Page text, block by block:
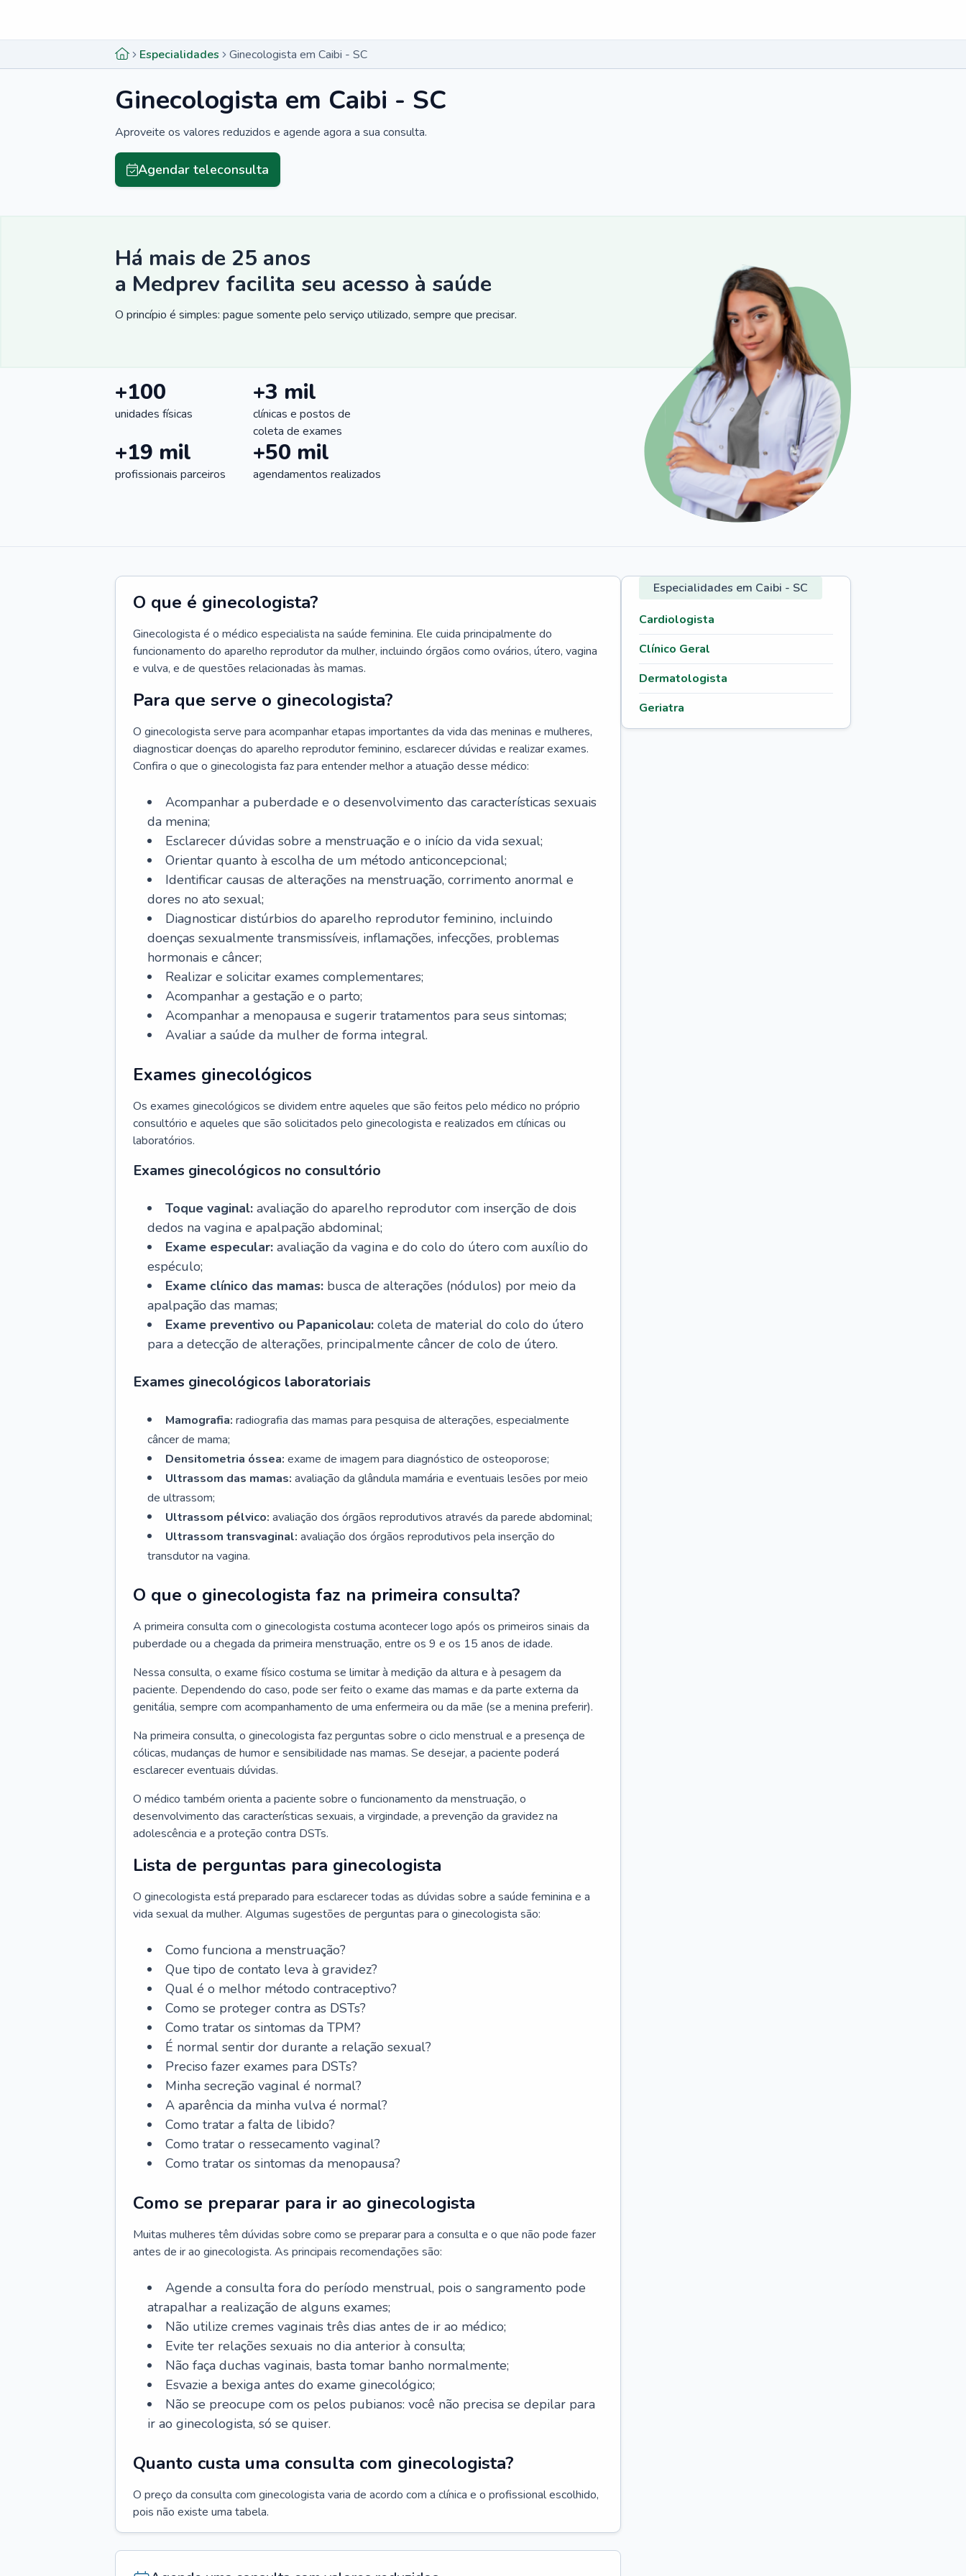
Especialidades Ginecologista em Caibi - SC
Ginecologista em Caibi - SC
Aproveite os valores reduzidos e agende agora a sua consulta.
Agendar teleconsulta
Há mais de 25 anos
a Medprev facilita seu acesso à saúde
O princípio é simples: pague somente pelo serviço utilizado, sempre que precisar.
+100
unidades físicas
+3 mil
clínicas e postos de
coleta de exames
+19 mil
profissionais parceiros
+50 mil
agendamentos realizados
O que é ginecologista?
Ginecologista é o médico especialista na saúde feminina. Ele cuida principalmente do
funcionamento do aparelho reprodutor da mulher, incluindo órgãos como ovários, útero, vagina
e vulva, e de questões relacionadas às mamas.
Para que serve o ginecologista?
O ginecologista serve para acompanhar etapas importantes da vida das meninas e mulheres,
diagnosticar doenças do aparelho reprodutor feminino, esclarecer dúvidas e realizar exames.
Confira o que o ginecologista faz para entender melhor a atuação desse médico:
Acompanhar a puberdade e o desenvolvimento das características sexuais
da menina;
Esclarecer dúvidas sobre a menstruação e o início da vida sexual;
Orientar quanto à escolha de um método anticoncepcional;
Identificar causas de alterações na menstruação, corrimento anormal e
dores no ato sexual;
Diagnosticar distúrbios do aparelho reprodutor feminino, incluindo
doenças sexualmente transmissíveis, inflamações, infecções, problemas
hormonais e câncer;
Realizar e solicitar exames complementares;
Acompanhar a gestação e o parto;
Acompanhar a menopausa e sugerir tratamentos para seus sintomas;
Avaliar a saúde da mulher de forma integral.
Exames ginecológicos
Os exames ginecológicos se dividem entre aqueles que são feitos pelo médico no próprio
consultório e aqueles que são solicitados pelo ginecologista e realizados em clínicas ou
laboratórios.
Exames ginecológicos no consultório
Toque vaginal: avaliação do aparelho reprodutor com inserção de dois
dedos na vagina e apalpação abdominal;
Exame especular: avaliação da vagina e do colo do útero com auxílio do
espéculo;
Exame clínico das mamas: busca de alterações (nódulos) por meio da
apalpação das mamas;
Exame preventivo ou Papanicolau: coleta de material do colo do útero
para a detecção de alterações, principalmente câncer de colo de útero.
Exames ginecológicos laboratoriais
Mamografia: radiografia das mamas para pesquisa de alterações, especialmente
câncer de mama;
Densitometria óssea: exame de imagem para diagnóstico de osteoporose;
Ultrassom das mamas: avaliação da glândula mamária e eventuais lesões por meio
de ultrassom;
Ultrassom pélvico: avaliação dos órgãos reprodutivos através da parede abdominal;
Ultrassom transvaginal: avaliação dos órgãos reprodutivos pela inserção do
transdutor na vagina.
O que o ginecologista faz na primeira consulta?
A primeira consulta com o ginecologista costuma acontecer logo após os primeiros sinais da
puberdade ou a chegada da primeira menstruação, entre os 9 e os 15 anos de idade.
Nessa consulta, o exame físico costuma se limitar à medição da altura e à pesagem da
paciente. Dependendo do caso, pode ser feito o exame das mamas e da parte externa da
genitália, sempre com acompanhamento de uma enfermeira ou da mãe (se a menina preferir).
Na primeira consulta, o ginecologista faz perguntas sobre o ciclo menstrual e a presença de
cólicas, mudanças de humor e sensibilidade nas mamas. Se desejar, a paciente poderá
esclarecer eventuais dúvidas.
O médico também orienta a paciente sobre o funcionamento da menstruação, o
desenvolvimento das características sexuais, a virgindade, a prevenção da gravidez na
adolescência e a proteção contra DSTs.
Lista de perguntas para ginecologista
O ginecologista está preparado para esclarecer todas as dúvidas sobre a saúde feminina e a
vida sexual da mulher. Algumas sugestões de perguntas para o ginecologista são:
Como funciona a menstruação?
Que tipo de contato leva à gravidez?
Qual é o melhor método contraceptivo?
Como se proteger contra as DSTs?
Como tratar os sintomas da TPM?
É normal sentir dor durante a relação sexual?
Preciso fazer exames para DSTs?
Minha secreção vaginal é normal?
A aparência da minha vulva é normal?
Como tratar a falta de libido?
Como tratar o ressecamento vaginal?
Como tratar os sintomas da menopausa?
Como se preparar para ir ao ginecologista
Muitas mulheres têm dúvidas sobre como se preparar para a consulta e o que não pode fazer
antes de ir ao ginecologista. As principais recomendações são:
Agende a consulta fora do período menstrual, pois o sangramento pode
atrapalhar a realização de alguns exames;
Não utilize cremes vaginais três dias antes de ir ao médico;
Evite ter relações sexuais no dia anterior à consulta;
Não faça duchas vaginais, basta tomar banho normalmente;
Esvazie a bexiga antes do exame ginecológico;
Não se preocupe com os pelos pubianos: você não precisa se depilar para
ir ao ginecologista, só se quiser.
Quanto custa uma consulta com ginecologista?
O preço da consulta com ginecologista varia de acordo com a clínica e o profissional escolhido,
pois não existe uma tabela.
Especialidades em Caibi - SC
Cardiologista
Clínico Geral
Dermatologista
Geriatra